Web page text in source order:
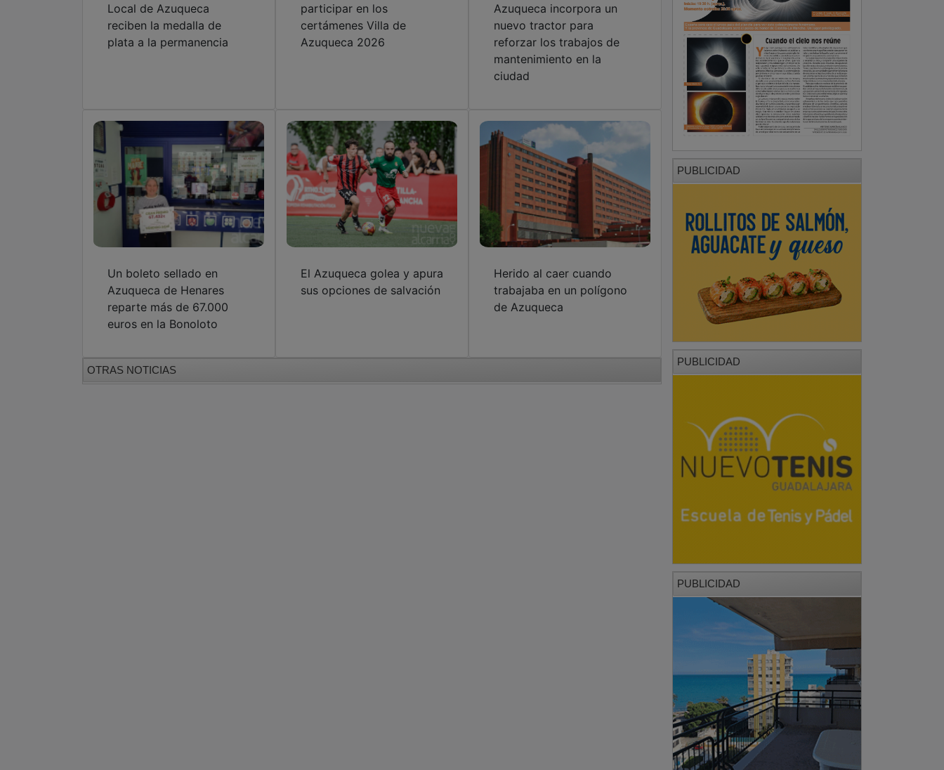
Local de Azuqueca
reciben la medalla de
plata a la permanencia
participar en los
certámenes Villa de
Azuqueca 2026
Azuqueca incorpora un
nuevo tractor para
reforzar los trabajos de
mantenimiento en la
ciudad
Un boleto sellado en
Azuqueca de Henares
reparte más de 67.000
euros en la Bonoloto
El Azuqueca golea y apura
sus opciones de salvación
Herido al caer cuando
trabajaba en un polígono
de Azuqueca
OTRAS NOTICIAS
PUBLICIDAD
PUBLICIDAD
PUBLICIDAD